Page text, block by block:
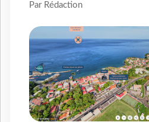
Par Rédaction